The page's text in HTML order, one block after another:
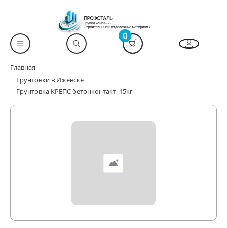
0
Главная
Грунтовки в Ижевске
Грунтовка КРЕПС бетонконтакт, 15кг